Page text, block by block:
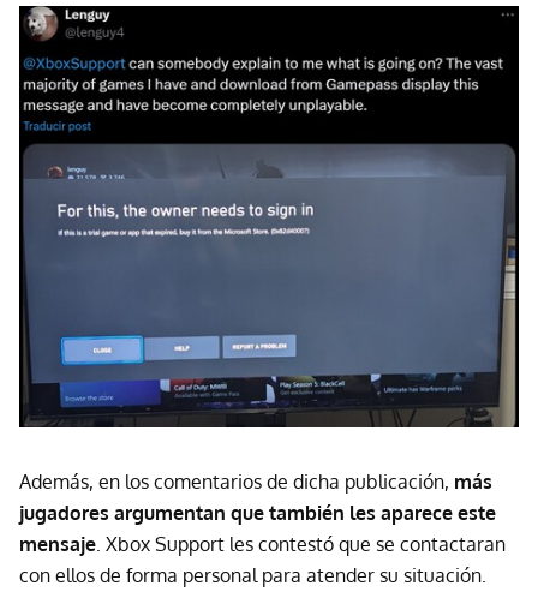
Además, en los comentarios de dicha publicación, más
jugadores argumentan que también les aparece este
mensaje. Xbox Support les contestó que se contactaran
con ellos de forma personal para atender su situación.